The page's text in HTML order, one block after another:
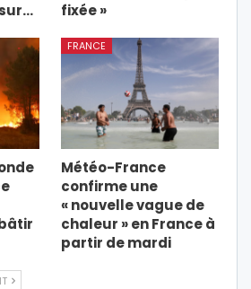
fixée »
FRANCE
Météo-France
confirme une
« nouvelle vague de
chaleur » en France à
partir de mardi